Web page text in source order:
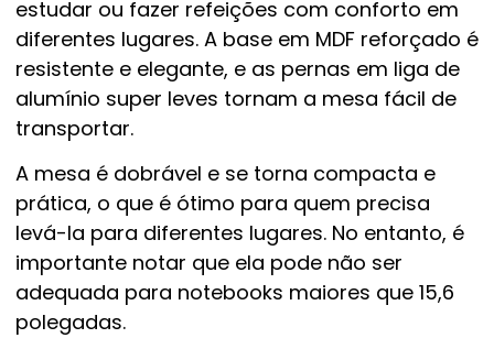
estudar ou fazer refeições com conforto em
diferentes lugares. A base em MDF reforçado é
resistente e elegante, e as pernas em liga de
alumínio super leves tornam a mesa fácil de
transportar.
A mesa é dobrável e se torna compacta e
prática, o que é ótimo para quem precisa
levá-la para diferentes lugares. No entanto, é
importante notar que ela pode não ser
adequada para notebooks maiores que 15,6
polegadas.